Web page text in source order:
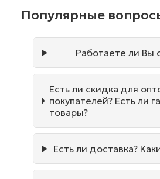
Популярные
Работаете ли Вы
Есть ли скидка для
покупателей? Есть ли
товары?
Есть ли доставка?